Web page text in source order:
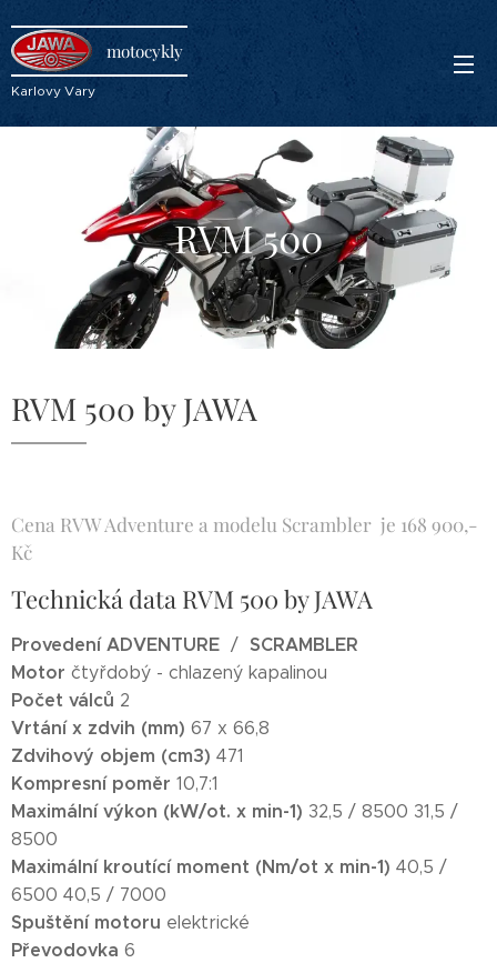
motocykly
Karlovy Vary
RVM 500
RVM 500 by JAWA
Cena RVW Adventure a modelu Scrambler je 168 900,-
Kč
Technická data RVM 500 by JAWA
Provedení ADVENTURE / SCRAMBLER
Motor čtyřdobý - chlazený kapalinou
Počet válců 2
Vrtání x zdvih (mm) 67 x 66,8
Zdvihový objem (cm3) 471
Kompresní poměr 10,7:1
Maximální výkon (kW/ot. x min-1) 32,5 / 8500 31,5 /
8500
Maximální kroutící moment (Nm/ot x min-1) 40,5 /
6500 40,5 / 7000
Spuštění motoru elektrické
Převodovka 6